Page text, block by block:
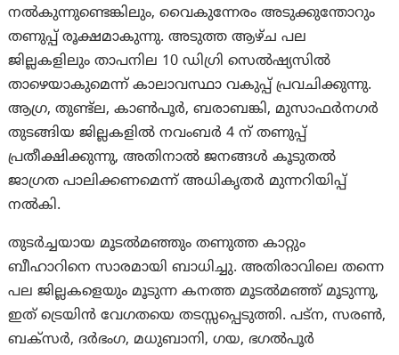
നൽകുന്നുണ്ടെങ്കിലും, വൈകുന്നേരം അടുക്കുന്തോറും
തണുപ്പ് രൂക്ഷമാകുന്നു. അടുത്ത ആഴ്ച പല
ജില്ലകളിലും താപനില 10 ഡിഗ്രി സെൽഷ്യസിൽ
താഴെയാകുമെന്ന് കാലാവസ്ഥാ വകുപ്പ് പ്രവചിക്കുന്നു.
ആഗ്ര, തുണ്ട്ല, കാൺപൂർ, ബരാബങ്കി, മുസാഫർനഗർ
തുടങ്ങിയ ജില്ലകളിൽ നവംബർ 4 ന് തണുപ്പ്
പ്രതീക്ഷിക്കുന്നു, അതിനാൽ ജനങ്ങള്‍ കൂടുതൽ
ജാഗ്രത പാലിക്കണമെന്ന് അധികൃതര്‍ മുന്നറിയിപ്പ്
നല്‍കി.
തുടർച്ചയായ മൂടൽമഞ്ഞും തണുത്ത കാറ്റും
ബീഹാറിനെ സാരമായി ബാധിച്ചു. അതിരാവിലെ തന്നെ
പല ജില്ലകളെയും മൂടുന്ന കനത്ത മൂടൽമഞ്ഞ് മൂടുന്നു,
ഇത് ട്രെയിൻ വേഗതയെ തടസ്സപ്പെടുത്തി. പട്ന, സരൺ,
ബക്സർ, ദർഭംഗ, മധുബാനി, ഗയ, ഭഗൽപൂർ